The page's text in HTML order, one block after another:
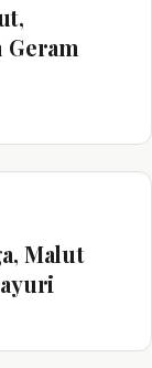
Malut